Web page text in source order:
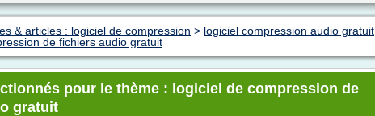
& articles : logiciel de compression > logiciel compression audio gratuit
de fichiers audio gratuit
pour le thème : logiciel de compression de
gratuit